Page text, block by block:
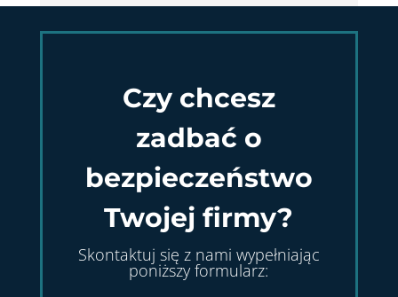
Czy chcesz
zadbać o
bezpieczeństwo
Twojej firmy?
Skontaktuj się z nami wypełniając
poniższy formularz: